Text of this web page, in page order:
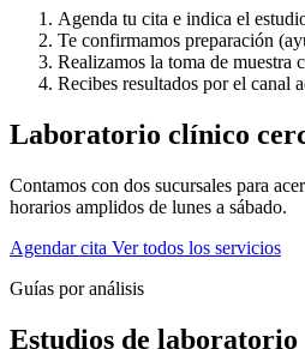
Agenda tu cita e indica el
Te confirmamos preparación
Realizamos la toma de muestra
Recibes resultados por el canal
Laboratorio clínico
Contamos con dos sucursales para
horarios amplidos de lunes a sábado.
Agendar cita Ver todos los servicios
Guías por análisis
Estudios de laboratorio